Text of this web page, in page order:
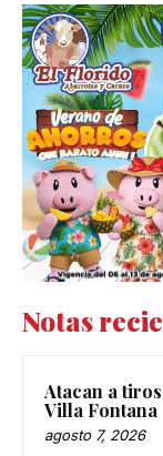
Notas
Atacan a
Villa Fontana
agosto 7, 2026